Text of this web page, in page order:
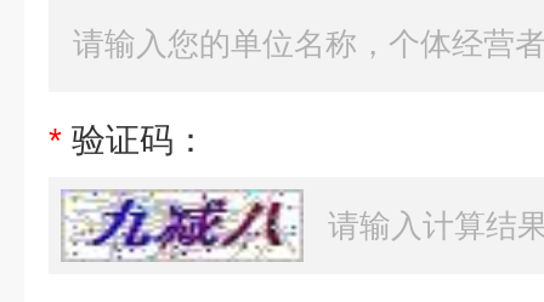
* 验证码：